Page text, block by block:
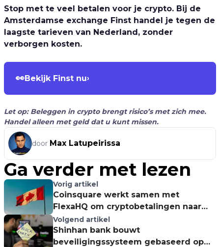
Stop met te veel betalen voor je crypto. Bij de
Amsterdamse exchange Finst handel je tegen de
laagste tarieven van Nederland, zonder
verborgen kosten.
👀Bekijk Finst nu›
Let op: Beleggen in crypto brengt risico’s met zich mee.
Handel alleen met geld dat u kunt missen.
door Max Latupeirissa
Ga verder met lezen
Vorig artikel
Coinsquare werkt samen met
FlexaHQ om cryptobetalingen naar
Canada te brengen
Volgend artikel
Shinhan bank bouwt
beveiligingssysteem gebaseerd op